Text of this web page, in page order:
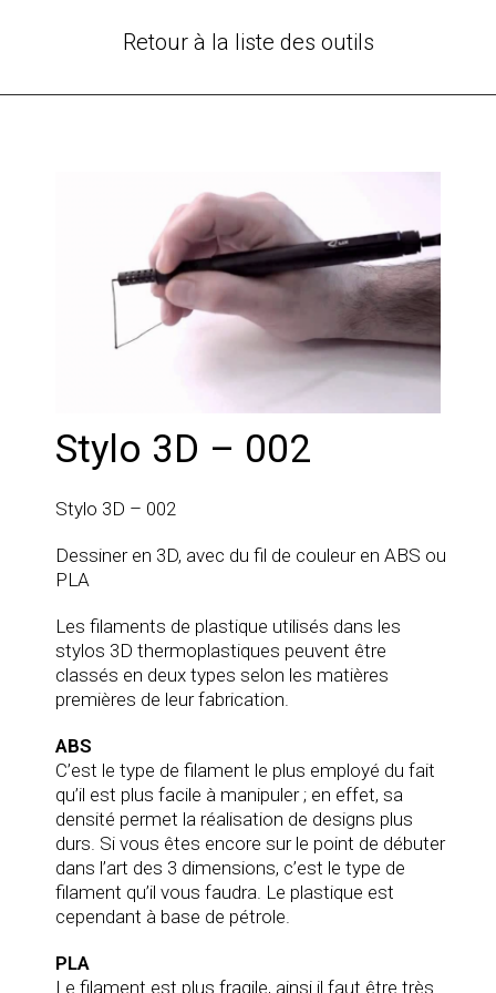
Retour à la liste des outils
Stylo 3D – 002
Stylo 3D – 002
Dessiner en 3D, avec du fil de couleur en ABS ou
PLA
Les filaments de plastique utilisés dans les
stylos 3D thermoplastiques peuvent être
classés en deux types selon les matières
premières de leur fabrication.
ABS
C’est le type de filament le plus employé du fait
qu’il est plus facile à manipuler ; en effet, sa
densité permet la réalisation de designs plus
durs. Si vous êtes encore sur le point de débuter
dans l’art des 3 dimensions, c’est le type de
filament qu’il vous faudra. Le plastique est
cependant à base de pétrole.
PLA
Le filament est plus fragile, ainsi il faut être très